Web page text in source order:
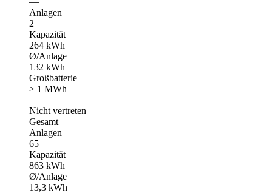
Anlagen
2
Kapazität
264 kWh
Ø/Anlage
132 kWh
Großbatterie
≥ 1 MWh
—
Nicht vertreten
Gesamt
Anlagen
65
Kapazität
863 kWh
Ø/Anlage
13,3 kWh